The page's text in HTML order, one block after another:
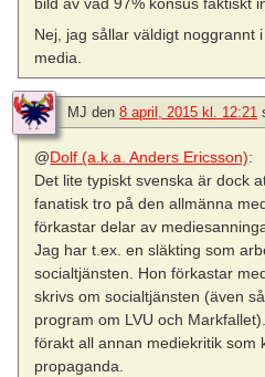
Nej, jag sållar väldigt noggrannt
media.
MJ den 8 april, 2015 kl. 12:21
@Dolf (a.k.a. Anders Ericsson):
Det lite typiskt svenska är dock
fanatisk tro på den allmänna
förkastar delar av
Jag har t.ex. en släkting som
socialtjänsten. Hon förkastar
skrivs om socialtjänsten (även
program om LVU och
förakt all annan mediekritik som
propaganda.